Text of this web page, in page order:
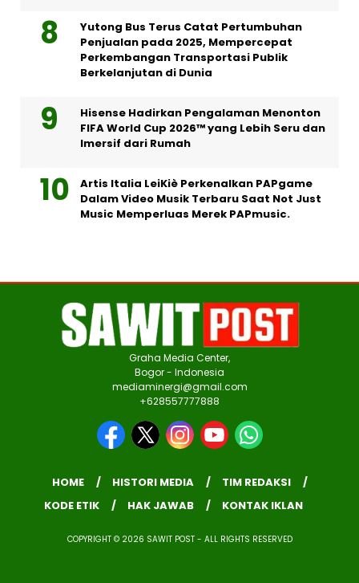
Yutong Bus Terus Catat Pertumbuhan
Penjualan pada 2025, Mempercepat
Perkembangan Transportasi Publik
Berkelanjutan di Dunia
Hisense Hadirkan Pengalaman Menonton
FIFA World Cup 2026™ yang Lebih Seru dan
Imersif dari Rumah
Artis Italia LeiKiè Perkenalkan PAPgame
Dalam Video Musik Terbaru Saat Not Just
Music Memperluas Merek PAPmusic.
Graha Media Center,
Bogor - Indonesia
mediaminergi@gmail.com
+628557777888
HOME HISTORI MEDIA
TIM REDAKSI
KODE ETIK
HAK JAWAB KONTAK IKLAN
COPYRIGHT © 2026 SAWIT POST - ALL RIGHTS RESERVED